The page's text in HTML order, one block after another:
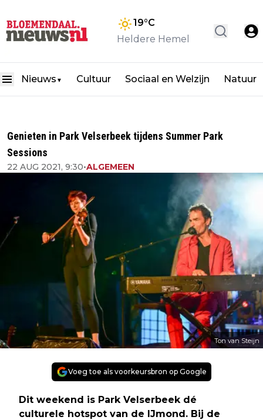
19°C
Heldere Hemel
Nieuws ▼ Cultuur Sociaal en Welzijn Natuur
Genieten in Park Velserbeek tijdens Summer Park
Sessions
22 AUG 2021, 9:30•ALGEMEEN
Ton van Steijn
Voeg toe als voorkeursbron op Google
Dit weekend is Park Velserbeek dé
culturele hotspot van de IJmond. Bij de